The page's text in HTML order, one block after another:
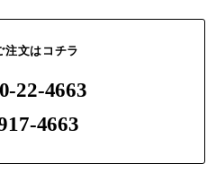
注文はコチラ
22-4663
4663